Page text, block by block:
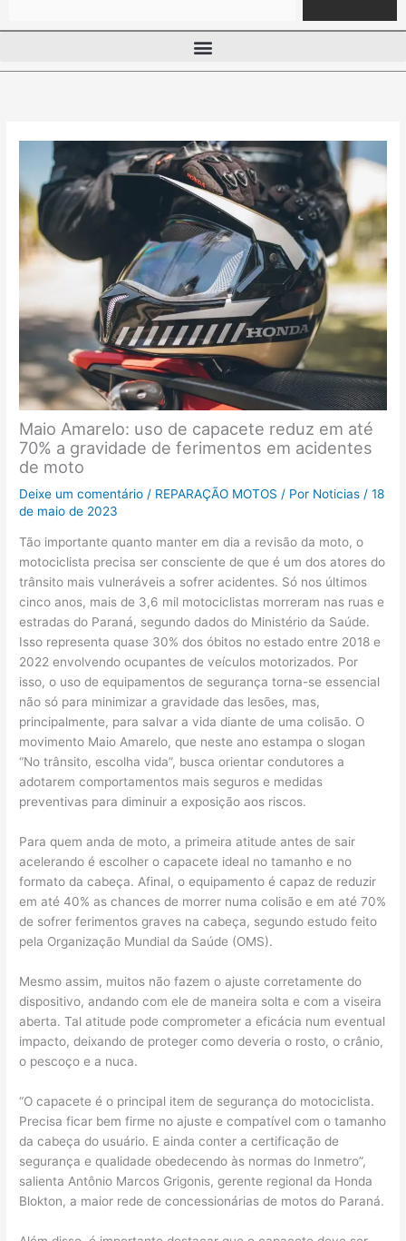
Maio Amarelo: uso de capacete reduz em até
70% a gravidade de ferimentos em acidentes
de moto
Deixe um comentário / REPARAÇÃO MOTOS / Por Noticias /18
de maio de 2023
Tão importante quanto manter em dia a revisão da moto, o
motociclista precisa ser consciente de que é um dos atores do
trânsito mais vulneráveis a sofrer acidentes. Só nos últimos
cinco anos, mais de 3,6 mil motociclistas morreram nas ruas e
estradas do Paraná, segundo dados do Ministério da Saúde.
Isso representa quase 30% dos óbitos no estado entre 2018 e
2022 envolvendo ocupantes de veículos motorizados. Por
isso, o uso de equipamentos de segurança torna-se essencial
não só para minimizar a gravidade das lesões, mas,
principalmente, para salvar a vida diante de uma colisão. O
movimento Maio Amarelo, que neste ano estampa o slogan
“No trânsito, escolha vida”, busca orientar condutores a
adotarem comportamentos mais seguros e medidas
preventivas para diminuir a exposição aos riscos.
Para quem anda de moto, a primeira atitude antes de sair
acelerando é escolher o capacete ideal no tamanho e no
formato da cabeça. Afinal, o equipamento é capaz de reduzir
em até 40% as chances de morrer numa colisão e em até 70%
de sofrer ferimentos graves na cabeça, segundo estudo feito
pela Organização Mundial da Saúde (OMS).
Mesmo assim, muitos não fazem o ajuste corretamente do
dispositivo, andando com ele de maneira solta e com a viseira
aberta. Tal atitude pode comprometer a eficácia num eventual
impacto, deixando de proteger como deveria o rosto, o crânio,
o pescoço e a nuca.
“O capacete é o principal item de segurança do motociclista.
Precisa ficar bem firme no ajuste e compatível com o tamanho
da cabeça do usuário. E ainda conter a certificação de
segurança e qualidade obedecendo às normas do Inmetro”,
salienta Antônio Marcos Grigonis, gerente regional da Honda
Blokton, a maior rede de concessionárias de motos do Paraná.